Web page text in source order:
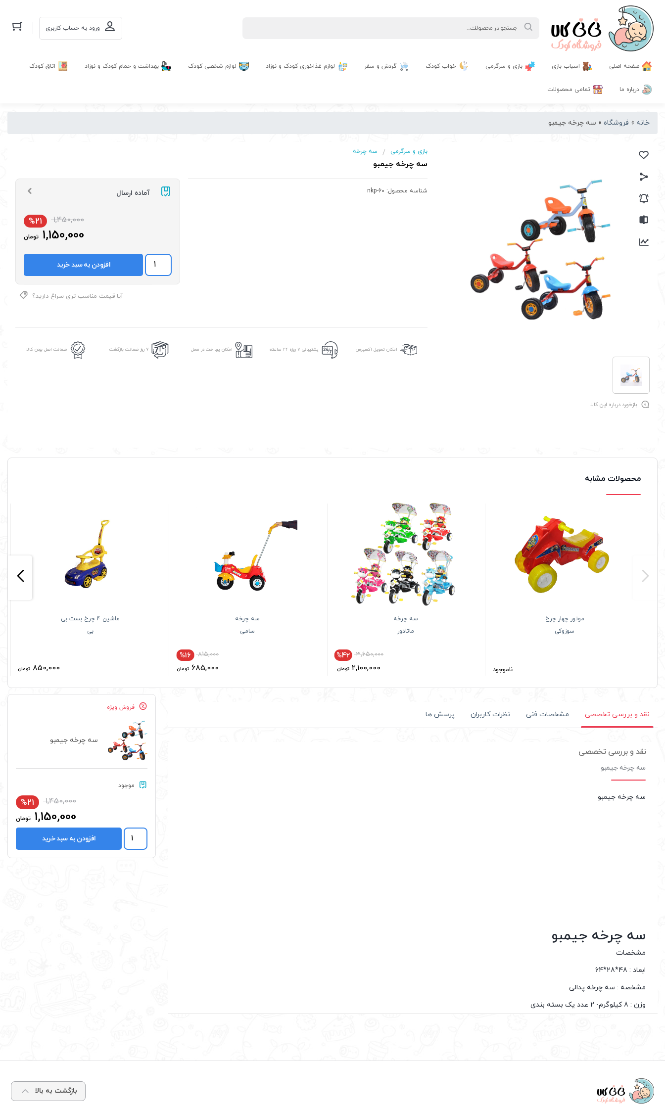
search ورود به حساب کاربری
صفحه اصلی اسباب بازی بازی و سرگرمی خواب کودک گردش و سفر لوازم غذاخوری کودک و نوزاد لوازم شخصی کودک بهداشت و حمام کودک و نوزاد اتاق کودک
درباره ما تمامی محصولات
خانه » فروشگاه » سه چرخه جیمبو
بازی و سرگرمی / سه چرخه
سه چرخه جیمبو
شناسه محصول: nkp-60 آماده ارسال
1,450,000
1,150,000 تومان
%21
سه
جیمبو
عدد
افزودن به سبد خرید
آیا قیمت مناسب تری سراغ دارید؟
امکان تحویل اکسپرس پشتیبانی ۷ روزه ۲۴ ساعته امکان پرداخت در محل 7 روز ضمانت بازگشت ضمانت اصل بودن کالا
بازخورد درباره این کالا
محصولات مشابه
موتور چهار چرخ
سوزوکی
ناموجود
سه چرخه
ماتادور
%42 3,650,000
2,100,000 تومان
سه چرخه
سامی
%16 815,000
685,000 تومان
ماشین 4 چرخ بست بی
بی
850,000 تومان
فروش ویژه
سه چرخه جیمبو
موجود
1,450,000
1,150,000 تومان
%21
سه
چرخه
جیمبو
افزودن به سبد خرید
نقد و بررسی تخصصی مشخصات فنی نظرات کاربران پرسش ها
نقد و بررسی تخصصی
سه چرخه جیمبو
سه چرخه جیمبو
سه چرخه جیمبو
مشخصات
ابعاد : 48*28*64
مشخصه : سه چرخه پدالی
وزن : 8 کیلوگرم- 2 عدد یک بسته بندی
بازگشت به بالا